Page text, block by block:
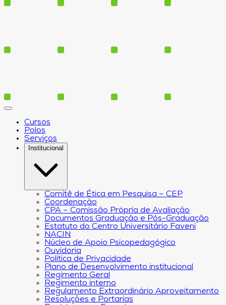
Cursos
Polos
Serviços
Institucional
Comitê de Ética em Pesquisa – CEP
Coordenação
CPA – Comissão Própria de Avaliação
Documentos Graduação e Pós-Graduação
Estatuto do Centro Universitário Faveni
NACIN
Núcleo de Apoio Psicopedagógico
Ouvidoria
Política de Privacidade
Plano de Desenvolvimento institucional
Regimento Geral
Regimento interno
Regulamento Extraordinário Aproveitamento
Resoluções e Portarias